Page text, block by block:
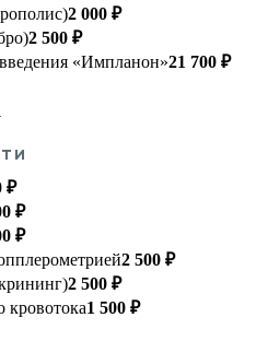
2 000 ₽
2 500 ₽
«Импланон»21 700 ₽
₽
₽
₽
2 500 ₽
2 500 ₽
кровотока1 500 ₽